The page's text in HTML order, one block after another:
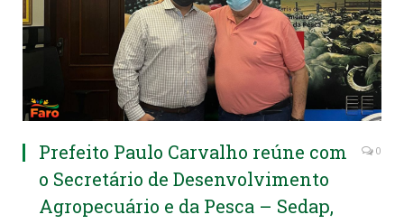
Prefeito Paulo Carvalho reúne com
o Secretário de Desenvolvimento
Agropecuário e da Pesca – Sedap,
0